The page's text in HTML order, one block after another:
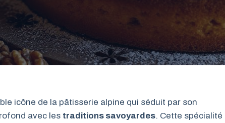
icône de la pâtisserie alpine qui séduit par son
avec les traditions savoyardes. Cette spécialité